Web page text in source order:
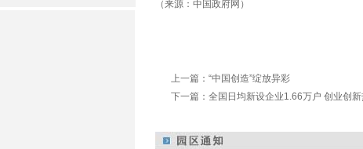
（来源：中国政府网）
上一篇： “中国创造”绽放异彩
下一篇： 全国日均新设企业1.66万户 创业创